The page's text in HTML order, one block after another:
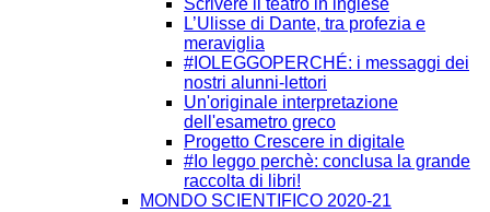
Scrivere il teatro in inglese
L’Ulisse di Dante, tra profezia e
meraviglia
#IOLEGGOPERCHÉ: i messaggi dei
nostri alunni-lettori
Un'originale interpretazione
dell'esametro greco
Progetto Crescere in digitale
#Io leggo perchè: conclusa la grande
raccolta di libri!
MONDO SCIENTIFICO 2020-21